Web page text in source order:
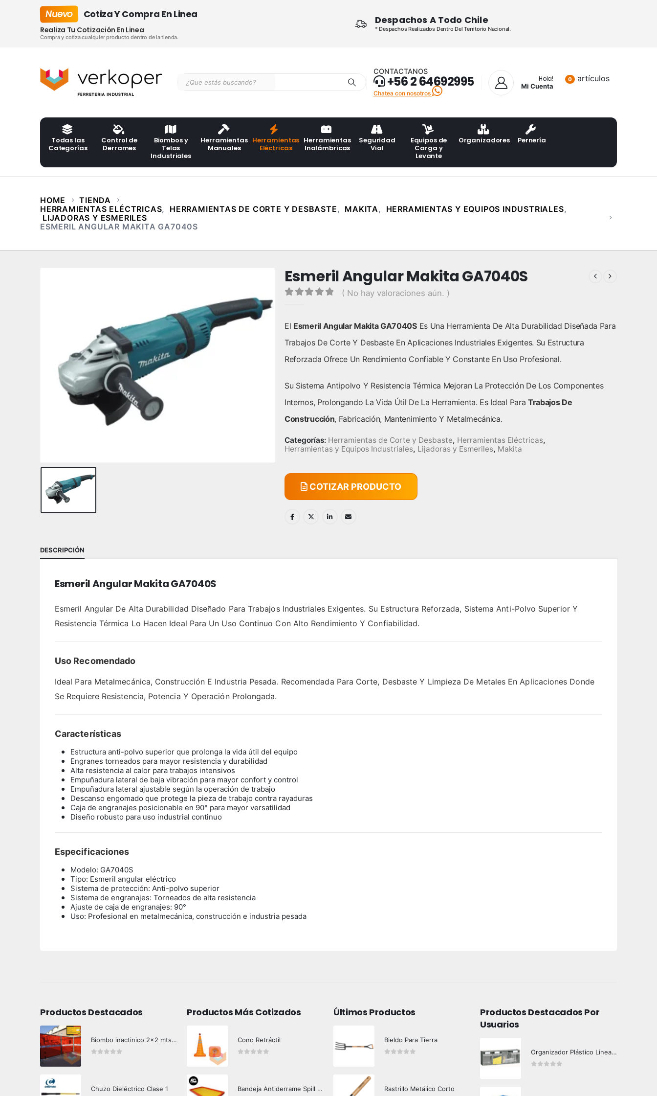
Despachos A Todo Chile
* Despachos Realizados Dentro Del Territorio Nacional.
Nuevo Cotiza Y Compra En Linea
Realiza Tu Cotización En Linea
Compra y cotiza cualquier producto dentro de la tienda.
CONTACTANOS
+56 2 64692995
Chatea con nosotros
Hola!
Mi Cuenta
0 artículos
Todas las
Categorías
Control de
Derrames
Biombos y
Telas
Industriales
Herramientas
Manuales
Herramientas
Eléctricas
Herramientas
Inalámbricas
Seguridad
Vial
Equipos de
Carga y
Levante
Organizadores Pernería
HOME
TIENDA
HERRAMIENTAS ELÉCTRICAS, HERRAMIENTAS DE CORTE Y DESBASTE, MAKITA, HERRAMIENTAS Y EQUIPOS INDUSTRIALES,
LIJADORAS Y ESMERILES
ESMERIL ANGULAR MAKITA GA7040S
Esmeril Angular Makita GA7040S
( No hay valoraciones aún. )
El Esmeril Angular Makita GA7040SEs Una Herramienta De Alta Durabilidad Diseñada Para
Trabajos De Corte Y Desbaste En Aplicaciones Industriales Exigentes. Su Estructura
Reforzada Ofrece Un Rendimiento Confiable Y Constante En Uso Profesional.
Su Sistema Antipolvo Y Resistencia Térmica Mejoran La Protección De Los Componentes
Internos, Prolongando La Vida Útil De La Herramienta. Es Ideal ParaTrabajos De
Construcción, Fabricación, Mantenimiento Y Metalmecánica.
Categorías: Herramientas de Corte y Desbaste, Herramientas Eléctricas,
Herramientas y Equipos Industriales, Lijadoras y Esmeriles, Makita
COTIZAR PRODUCTO
DESCRIPCIÓN
Esmeril Angular Makita GA7040S
Esmeril Angular De Alta Durabilidad Diseñado Para Trabajos Industriales Exigentes. Su Estructura Reforzada, Sistema Anti-Polvo Superior Y
Resistencia Térmica Lo Hacen Ideal Para Un Uso Continuo Con Alto Rendimiento Y Confiabilidad.
Uso Recomendado
Ideal Para Metalmecánica, Construcción E Industria Pesada. Recomendada Para Corte, Desbaste Y Limpieza De Metales En Aplicaciones Donde
Se Requiere Resistencia, Potencia Y Operación Prolongada.
Características
Estructura anti-polvo superior que prolonga la vida útil del equipo
Engranes torneados para mayor resistencia y durabilidad
Alta resistencia al calor para trabajos intensivos
Empuñadura lateral de baja vibración para mayor confort y control
Empuñadura lateral ajustable según la operación de trabajo
Descanso engomado que protege la pieza de trabajo contra rayaduras
Caja de engranajes posicionable en 90° para mayor versatilidad
Diseño robusto para uso industrial continuo
Especificaciones
Modelo: GA7040S
Tipo: Esmeril angular eléctrico
Sistema de protección: Anti-polvo superior
Sistema de engranajes: Torneados de alta resistencia
Ajuste de caja de engranajes: 90°
Uso: Profesional en metalmecánica, construcción e industria pesada
Productos Destacados
Biombo inactinico 2x2 mts Hazard Control
Chuzo Dieléctrico Clase 1
Productos Más Cotizados
Cono Retráctil
Bandeja Antiderrame Spill Barrier 117 lts Certificada
Últimos Productos
Bieldo Para Tierra
Rastrillo Metálico Corto
Productos Destacados Por
Usuarios
Organizador Plástico Linea 4 Uds